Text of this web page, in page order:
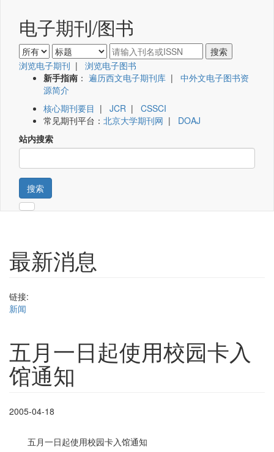
电子期刊/图书
浏览电子期刊 | 浏览电子图书
新手指南 ： 遍历西文电子期刊库 | 中外文电子图书资
源简介
核心期刊要目 | JCR | CSSCI
常见期刊平台： 北京大学期刊网 | DOAJ
站内搜索
搜索
最新消息
链接:
新闻
五月一日起使用校园卡入
馆通知
2005-04-18
五月一日起使用校园卡入馆通知